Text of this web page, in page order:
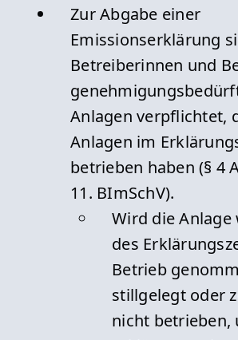
Zur Abgabe einer
Emissionserklärung
Betreiberinnen und
Anlagen verpflichtet,
Anlagen im
betrieben haben (§ 4
11. BImSchV).
Wird die Anlage
des
Betrieb
stillgelegt oder
nicht betrieben,